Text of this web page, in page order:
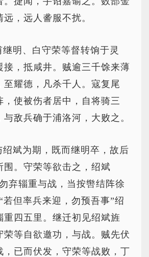
，远人詟服不扰。
明、白守荣等督转饷于灵
接，抵咸井。贼逾三千馀来薄
至耀德，凡杀千人。寇复尾
，使被伤者居中，自将骑三
敌兵确于浦洛河，大败之。
绍斌为期，既而继明卒，故后
围。守荣等欲击之，绍斌
弃辎重与战，当按辔结阵徐
若但率兵来迎，勿预吾事”绍
重四五里。继迁初见绍斌旌
荣等自欲邀功，与战。贼先伏
，已而伏发，守荣等战败，丁